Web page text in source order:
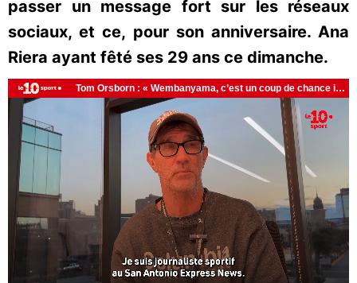
passer un message fort sur les réseaux
sociaux, et ce, pour son anniversaire. Ana
Riera ayant fêté ses 29 ans ce dimanche.